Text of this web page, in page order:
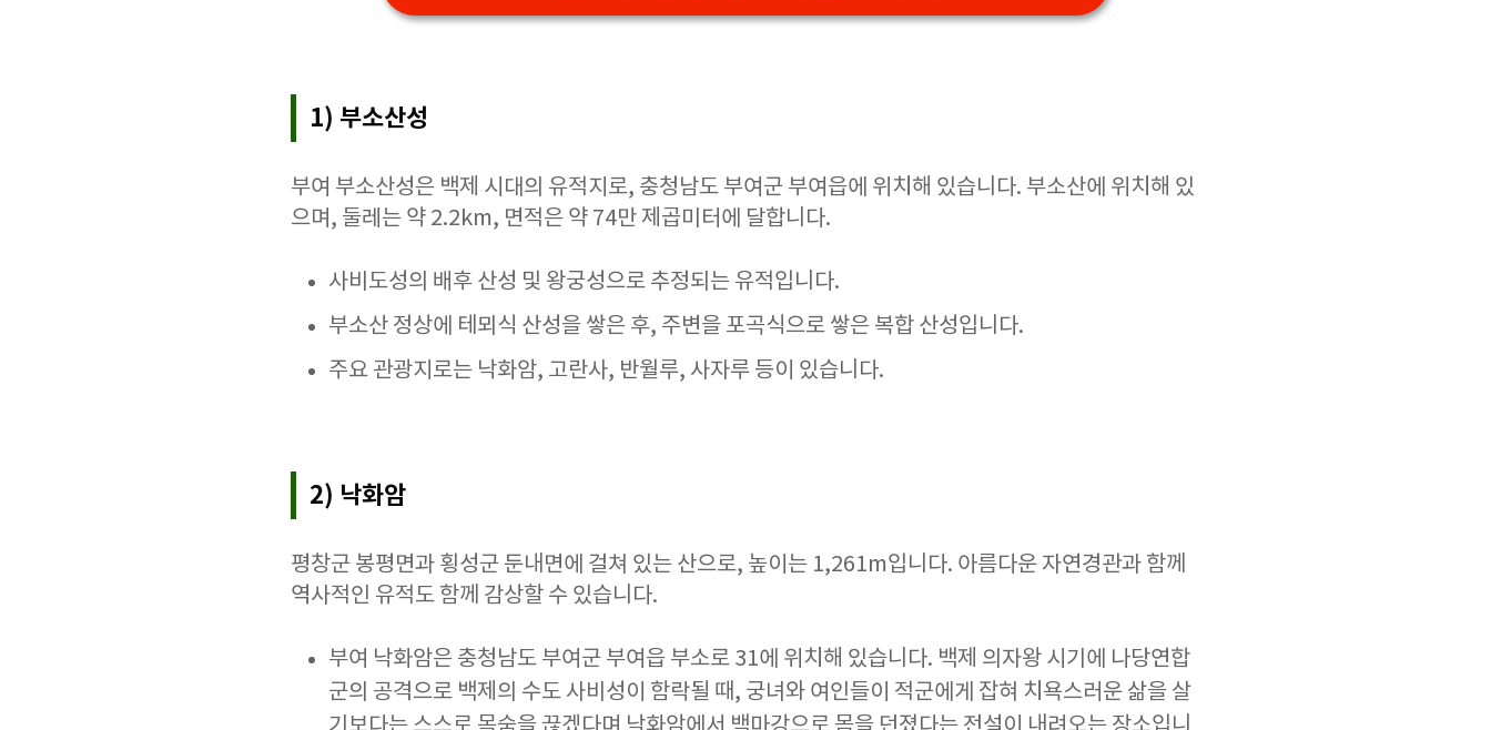
1) 부소산성
부여 부소산성은 백제 시대의 유적지로, 충청남도 부여군 부여읍에 위치해 있습니다. 부소산에 위치해 있
으며, 둘레는 약 2.2km, 면적은 약 74만 제곱미터에 달합니다.
사비도성의 배후 산성 및 왕궁성으로 추정되는 유적입니다.
부소산 정상에 테뫼식 산성을 쌓은 후, 주변을 포곡식으로 쌓은 복합 산성입니다.
주요 관광지로는 낙화암, 고란사, 반월루, 사자루 등이 있습니다.
2) 낙화암
평창군 봉평면과 횡성군 둔내면에 걸쳐 있는 산으로, 높이는 1,261m입니다. 아름다운 자연경관과 함께
역사적인 유적도 함께 감상할 수 있습니다.
부여 낙화암은 충청남도 부여군 부여읍 부소로 31에 위치해 있습니다. 백제 의자왕 시기에 나당연합
군의 공격으로 백제의 수도 사비성이 함락될 때, 궁녀와 여인들이 적군에게 잡혀 치욕스러운 삶을 살